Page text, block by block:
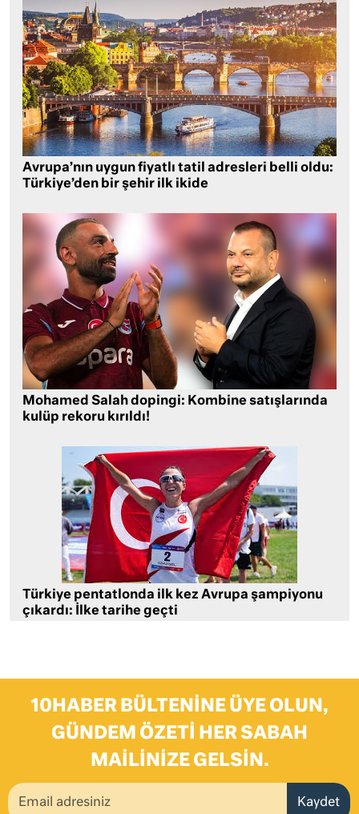
Avrupa’nın uygun fiyatlı tatil adresleri belli oldu:
Türkiye’den bir şehir ilk ikide
Mohamed Salah dopingi: Kombine satışlarında
kulüp rekoru kırıldı!
Türkiye pentatlonda ilk kez Avrupa şampiyonu
çıkardı: İlke tarihe geçti
10HABER BÜLTENINE ÜYE OLUN,
GÜNDEM ÖZETI HER SABAH
MAILINIZE GELSIN.
Kaydet